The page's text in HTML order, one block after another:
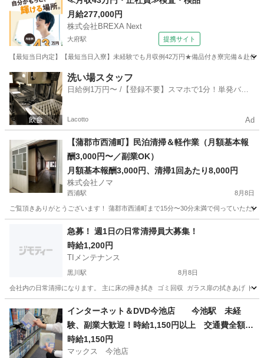
月給277,000円
株式会社BREXA Next
大府駅 提携サイト
【最短当日内定】【最短当日入寮】未経験でも月収例42万円★備品付き寮完備＆赴
愛知 大府市 大府駅 その他
洗い場スタッフ
日給例1万円〜 /【登録不要】スマホで1分！単発バイ
Lacotto Ad
【蒲郡市西浦町】民泊清掃＆軽作業（月額基本報
酬3,000円〜／副業OK）
月額基本報酬3,000円、清掃1回あたり8,000円
株式会社ノマ
西浦駅 8月8日
ご覧頂きありがとうございます！ 蒲郡市西浦町まで15分〜30分未満で伺っていただ
西浦駅 清掃 スタッフ
急募！ 週1日の日常清掃員大募集！
時給1,200円
TIメンテナンス
黒川駅 8月8日
会社内の日常清掃になります。 主に床の掃き拭き ゴミ回収 ガラス扉の拭きあげ ト
黒川駅 清掃
インターネット＆DVD今池店 今池駅 未経
験、副業大歓迎！時給1,150円以上 交通費全額支
給 髪型髪色自由 日払い、週払いOK！ 店舗内
清掃アルバイト 1日4時間以上 週1日からOK
時給1,150円
マックス 今池店